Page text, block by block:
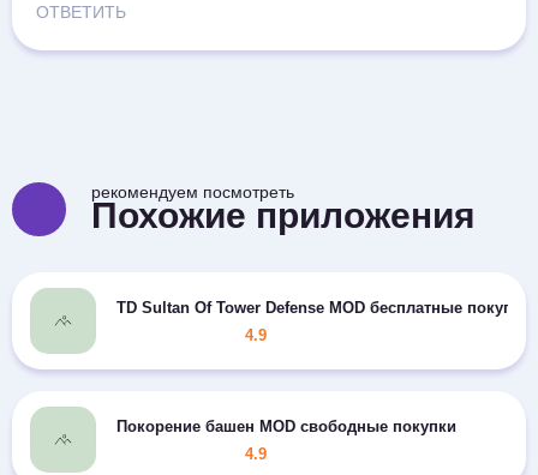
ОТВЕТИТЬ
рекомендуем посмотреть
Похожие приложения
TD Sultan Of Tower Defense MOD бесплатные покупки
4.9
Покорение башен MOD свободные покупки
4.9